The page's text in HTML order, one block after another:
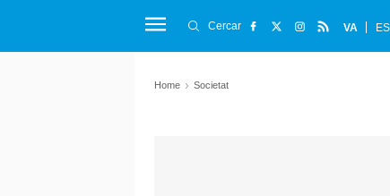
Cercar VA ES
Home Societat